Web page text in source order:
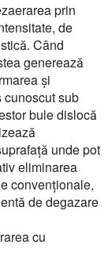
prin
de
Când
generează
și
sub
bule dislocă
unde pot
eliminarea
convenționale,
de degazare
cu